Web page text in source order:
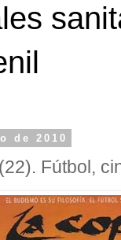
de 2010
Fútbol,